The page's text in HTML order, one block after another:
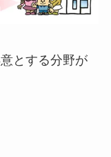
とする分野が